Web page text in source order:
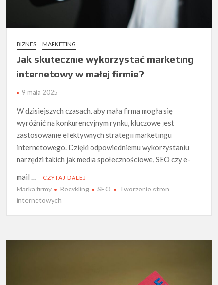
BIZNES MARKETING
Jak skutecznie wykorzystać marketing
internetowy w małej firmie?
9 maja 2025
W dzisiejszych czasach, aby mała firma mogła się
wyróżnić na konkurencyjnym rynku, kluczowe jest
zastosowanie efektywnych strategii marketingu
internetowego. Dzięki odpowiedniemu wykorzystaniu
narzędzi takich jak media społecznościowe, SEO czy e-
mail …
CZYTAJ DALEJ
Marka firmy Recykling SEO
Tworzenie stron
internetowych